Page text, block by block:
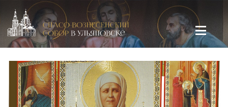
Спасо-Вознесенский кафедральный собор в Ульяновске